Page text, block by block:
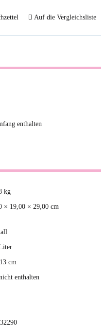
Auf die Vergleichsliste
enthalten
kg
× 19,00 × 29,00 cm
cm
enthalten